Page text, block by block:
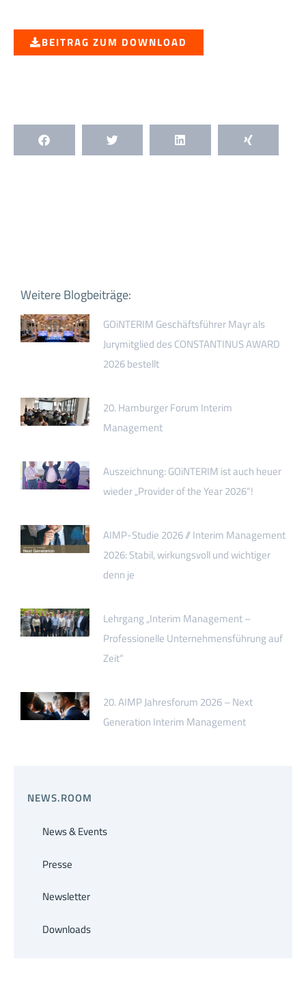
BEITRAG ZUM DOWNLOAD
Weitere Blogbeiträge:
GOiNTERIM Geschäftsführer Mayr als
Jurymitglied des CONSTANTINUS AWARD
2026 bestellt
20. Hamburger Forum Interim
Management
Auszeichnung: GOiNTERIM ist auch heuer
wieder „Provider of the Year 2026“!
AIMP-Studie 2026 // Interim Management
2026: Stabil, wirkungsvoll und wichtiger
denn je
Lehrgang „Interim Management –
Professionelle Unternehmensführung auf
Zeit“
20. AIMP Jahresforum 2026 – Next
Generation Interim Management
NEWS.ROOM
News & Events
Presse
Newsletter
Downloads